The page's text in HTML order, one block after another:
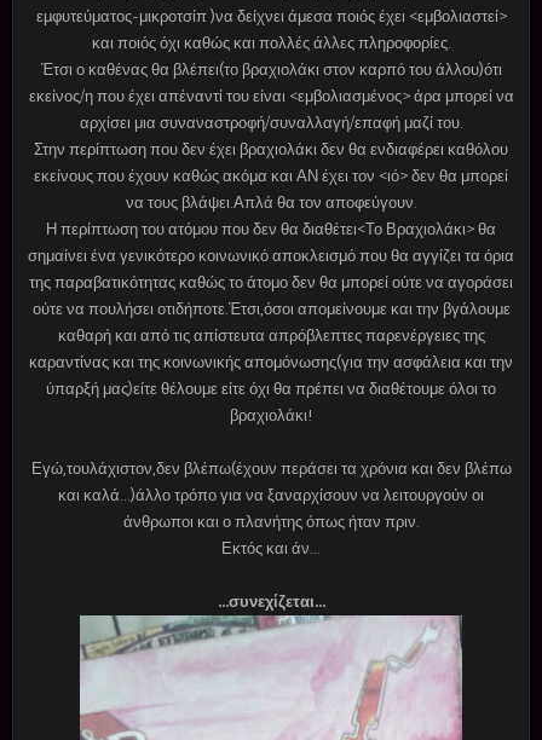
εμφυτεύματος-μικροτσίπ )να δείχνει άμεσα ποιός έχει <εμβολιαστεί>
και ποιός όχι καθώς και πολλές άλλες πληροφορίες.
Έτσι ο καθένας θα βλέπει(το βραχιολάκι στον καρπό του άλλου)ότι
εκείνος/η που έχει απέναντί του είναι <εμβολιασμένος> άρα μπορεί να
αρχίσει μια συναναστροφή/συναλλαγή/επαφή μαζί του.
Στην περίπτωση που δεν έχει βραχιολάκι δεν θα ενδιαφέρει καθόλου
εκείνους που έχουν καθώς ακόμα και ΑΝ έχει τον <ιό> δεν θα μπορεί
να τους βλάψει.Απλά θα τον αποφεύγουν.
Η περίπτωση του ατόμου που δεν θα διαθέτει<Το Βραχιολάκι> θα
σημαίνει ένα γενικότερο κοινωνικό αποκλεισμό που θα αγγίζει τα όρια
της παραβατικότητας καθώς το άτομο δεν θα μπορεί ούτε να αγοράσει
ούτε να πουλήσει οτιδήποτε.Έτσι,όσοι απομείνουμε και την βγάλουμε
καθαρή και από τις απίστευτα απρόβλεπτες παρενέργειες της
καραντίνας και της κοινωνικής απομόνωσης(για την ασφάλεια και την
ύπαρξή μας)είτε θέλουμε είτε όχι θα πρέπει να διαθέτουμε όλοι το
βραχιολάκι!
Εγώ,τουλάχιστον,δεν βλέπω(έχουν περάσει τα χρόνια και δεν βλέπω
και καλά...)άλλο τρόπο για να ξαναρχίσουν να λειτουργούν οι
άνθρωποι και ο πλανήτης όπως ήταν πριν.
Εκτός και άν...
...συνεχίζεται...